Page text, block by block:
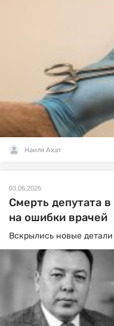
Наиля Ахат
03.06.2026
Смерть депутата
на ошибки врачей
Вскрылись новые детали